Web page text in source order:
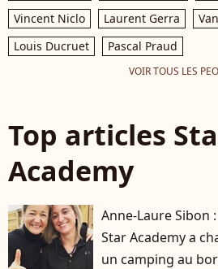
Vincent Niclo
Laurent Gerra
Louis Ducruet
Pascal Praud
VOIR TOUS LES
Top articles
Academy
Anne-Laure Sibon
Star Academy a
un camping au